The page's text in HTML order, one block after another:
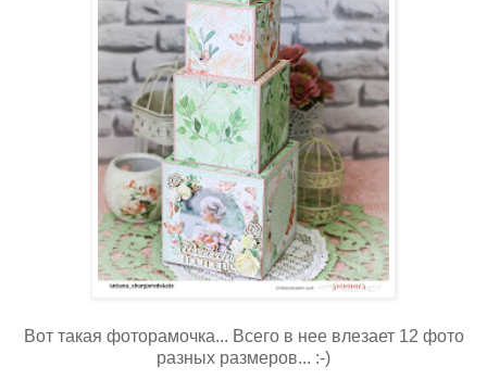
Вот такая фоторамочка... Всего в нее влезает 12 фото
разных размеров... :-)